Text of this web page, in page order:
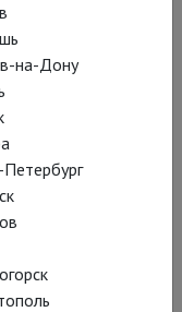
на-Дону